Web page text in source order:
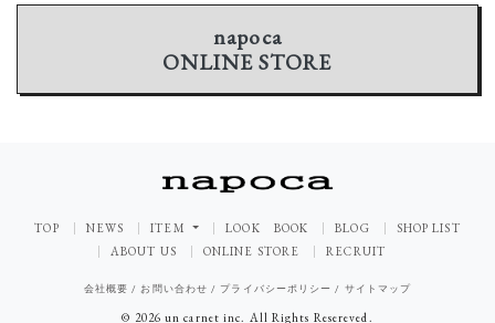
napoca
ONLINE STORE
TOP NEWS ITEM LOOK BOOK BLOG
SHOP LIST
ABOUT US
ONLINE STORE RECRUIT
会社概要 /お問い合わせ / プライバシーポリシー / サイトマップ
© 2026 un carnet inc. All Rights Resereved.